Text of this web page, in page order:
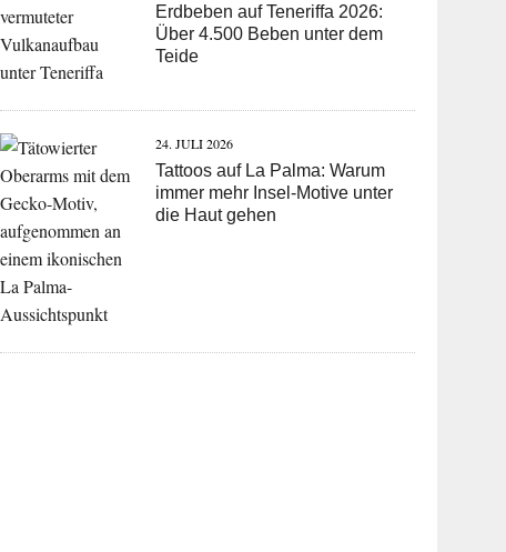
Erdbeben auf Teneriffa 2026:
Über 4.500 Beben unter dem
Teide
24. JULI 2026
Tattoos auf La Palma: Warum
immer mehr Insel-Motive unter
die Haut gehen